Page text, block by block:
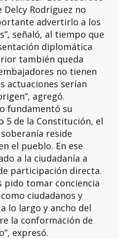
Rodríguez no
advertirlo a los
señaló, al tiempo que
diplomática
también queda
no tienen
actuaciones serían
agregó.
fundamentó su
5 de la Constitución, el
reside
el pueblo. En ese
a la ciudadanía a
participación directa.
pido tomar conciencia
ciudadanos y
lo largo y ancho del
la conformación de
expresó.